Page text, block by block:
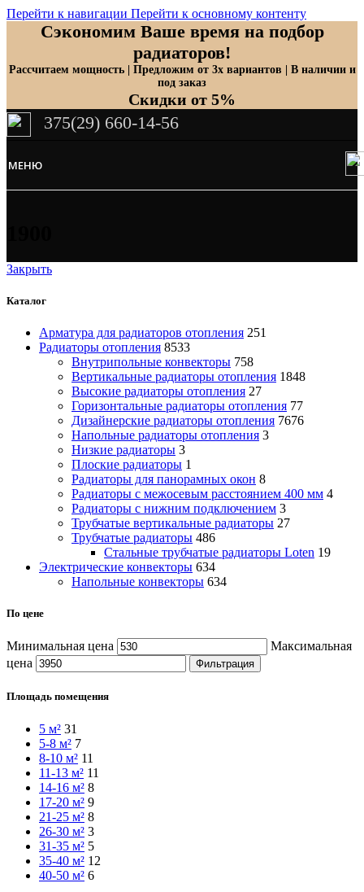
Перейти к навигации Перейти к основному контенту
Сэкономим Ваше время на подбор
радиаторов!
Рассчитаем мощность | Предложим от 3х вариантов | В наличии и
под заказ
Скидки от 5%
375(29) 660-14-56
МЕНЮ
Закрыть
Каталог
Арматура для радиаторов отопления 251
Радиаторы отопления 8533
Внутрипольные конвекторы 758
Вертикальные радиаторы отопления 1848
Высокие радиаторы отопления 27
Горизонтальные радиаторы отопления 77
Дизайнерские радиаторы отопления 7676
Напольные радиаторы отопления 3
Низкие радиаторы 3
Плоские радиаторы 1
Радиаторы для панорамных окон 8
Радиаторы с межосевым расстоянием 400 мм 4
Радиаторы с нижним подключением 3
Трубчатые вертикальные радиаторы 27
Трубчатые радиаторы 486
Cтальные трубчатые радиаторы Loten 19
Электрические конвекторы 634
Напольные конвекторы 634
По цене
Минимальная цена
Максимальная
цена
Фильтрация
Площадь помещения
5 м² 31
5-8 м² 7
8-10 м² 11
11-13 м² 11
14-16 м² 8
17-20 м² 9
21-25 м² 8
26-30 м² 3
31-35 м² 5
35-40 м² 12
40-50 м² 6